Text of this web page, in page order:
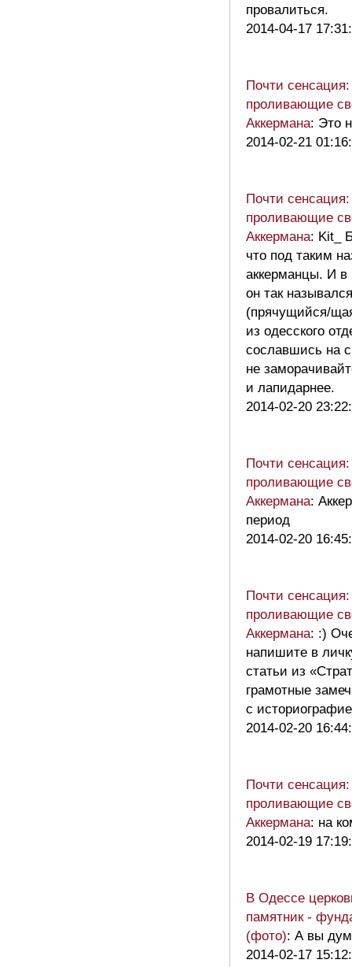
провалиться.
2014-04-17
Почти
проливающие
Аккермана: Это
2014-02-21
Почти
проливающие
Аккермана: Kit_
что под таким
аккерманцы. И в
он так
(прячущийся/
из одесского
сославшись на
не
и лапидарнее.
2014-02-20
Почти
проливающие
Аккермана:
период
2014-02-20
Почти
проливающие
Аккермана: :)
напишите в
статьи из
грамотные
с
2014-02-20
Почти
проливающие
Аккермана: на
2014-02-19
В Одессе
памятник -
(фото): А вы
2014-02-17